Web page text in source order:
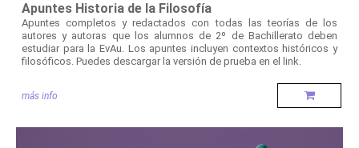
Apuntes Historia de la Filosofía
Apuntes completos y redactados con todas las teorías de los
autores y autoras que los alumnos de 2º de Bachillerato deben
estudiar para la EvAu. Los apuntes incluyen contextos históricos y
filosóficos. Puedes descargar la versión de prueba en el link.
más info